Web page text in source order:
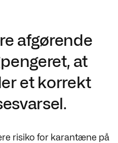
afgørende
at
et korrekt
risiko for karantæne på